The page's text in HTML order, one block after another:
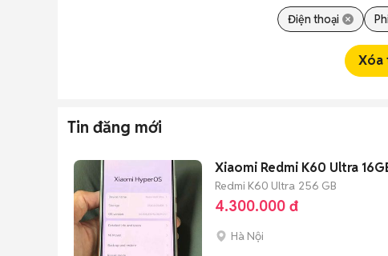
Điện thoại
Xóa
Tin đăng mới
Xiaomi Redmi K60 Ultra
Redmi K60 Ultra 256 GB
4.300.000 đ
Hà Nội